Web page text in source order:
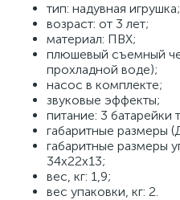
тип: надувная игрушка;
возраст: от 3 лет;
материал: ПВХ;
плюшевый съемный
прохладной воде);
насос в комплекте;
звуковые эффекты;
питание: 3 батарейки
габаритные размеры
габаритные размеры
34х22х13;
вес, кг: 1,9;
вес упаковки, кг: 2.